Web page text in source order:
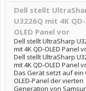
Dell stellt
U3226Q mit 4K QD-
OLED Panel vor
Dell stellt UltraSharp
mit 4K QD-OLED Panel
Dell stellt UltraSharp
mit 4K QD-OLED Panel
Das Gerät setzt auf ein
OLED-Panel der vierten
Generation von